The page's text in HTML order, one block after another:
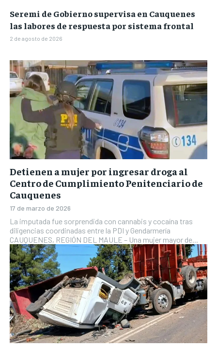
Seremi de Gobierno supervisa en Cauquenes
las labores de respuesta por sistema frontal
2 de agosto de 2026
Detienen a mujer por ingresar droga al
Centro de Cumplimiento Penitenciario de
Cauquenes
17 de marzo de 2026
La imputada fue sorprendida con cannabis y cocaína tras
diligencias coordinadas entre la PDI y Gendarmería
CAUQUENES, REGIÓN DEL MAULE – Una mujer mayor de...